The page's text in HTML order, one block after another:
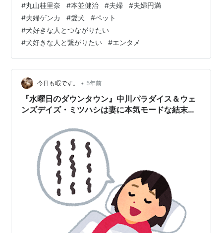
を知ることで、ペットを飼い始めるきっかけづくりとな
ることが目的に創設されたもので、「ペットがいる豊か
で理想的な暮らし」を楽しむ著名人へ贈る賞です。丸山
さんは、夫の本並健治さんとともに2匹の愛犬すももちゃ
んとあんずちゃんを飼っています。そんな2匹の愛犬が、
どうやら夫婦円満の存在になっているようで…
#丸山桂里奈 #本並健治 #夫婦 #夫婦円満
#夫婦ゲンカ #愛犬 #ペット
#犬好きな人とつながりたい
#犬好きな人と繋がりたい #エンタメ
今日も暇です。 • 5年前
『水曜日のダウンタウン』中川パラダイス＆ウェ
ンズデイズ・ミツハシは妻に本気モードな結末